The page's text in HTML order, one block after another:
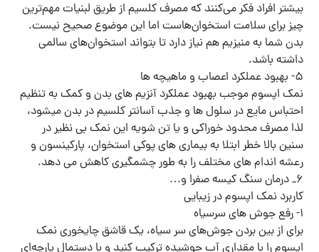
بیشتر افراد فکر می‌کنند که مصرف کلسیم از طریق لبنیات مهم‌ترین
چیز برای سلامت استخوان‌هاست اما این موضوع صحیح نیست.
بدن شما به منیزیم هم نیاز دارد تا بتواند استخوان‌های سالمی
داشته باشد.
۵- بهبود عملکرد اعصاب و ماهیچه ها
نمک اپسوم موجب بهبود عملکرد آنزیم های بدن و کمک به تنظیم
احتباس مایع در سلول ها و جذب آسانتر کلسیم در بدن میشود،
لذا مصرف محدود خوراکی و یا تن شویه این نمک بی نظیر در
سنین بالا خطر ابتلا به بیماری های پوکی استخوان، پارکینسون و
رعشه اندام های مختلف را به طور چشمگیری کاهش می دهد.
۶_ درمان سنگ کیسه صفرا و…
کاربرد نمک اپسوم در زیبایی
۱- رفع جوش های سرسیاه
برای از بین بردن جوش‌های سر سیاه، یک قاشق چایخوری نمک
اپسوم را با مقداری آب جوشیده ترکیب کنید و با دستمال پارچه‌ای